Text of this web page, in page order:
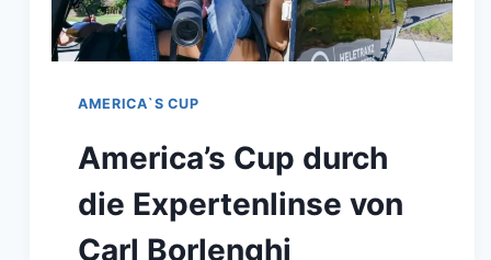
IN
NEAPEL
AMERICA`S CUP
America’s Cup durch
die Expertenlinse von
Carl Borlenghi